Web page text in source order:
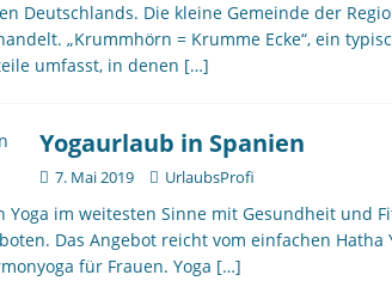
Deutschlands. Die kleine Gemeinde der
„Krummhörn = Krumme Ecke“, ein
umfasst, in denen […]
Yogaurlaub in Spanien
7. Mai 2019 UrlaubsProfi
im weitesten Sinne mit Gesundheit und
Das Angebot reicht vom einfachen Hatha
für Frauen. Yoga […]